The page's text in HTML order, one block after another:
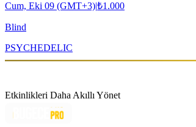
Cum, Eki 09 (GMT+3)|₺1.000
Blind
PSYCHEDELIC
Etkinlikleri Daha Akıllı Yönet